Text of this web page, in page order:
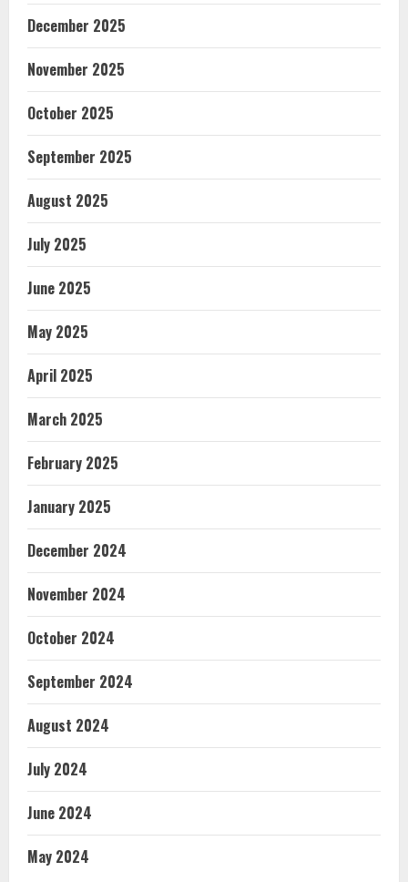
December 2025
November 2025
October 2025
September 2025
August 2025
July 2025
June 2025
May 2025
April 2025
March 2025
February 2025
January 2025
December 2024
November 2024
October 2024
September 2024
August 2024
July 2024
June 2024
May 2024